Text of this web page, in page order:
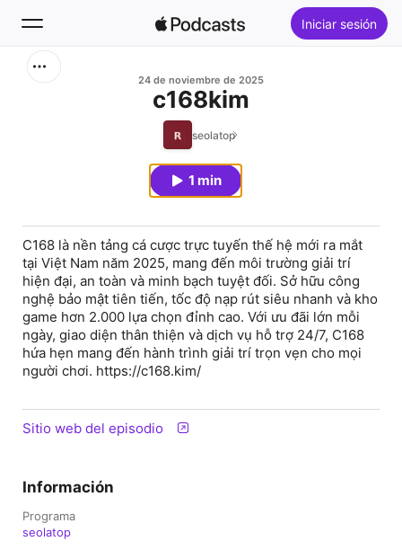
Iniciar sesión
24 de noviembre de 2025
c168kim
seolatop
1 min
C168 là nền tảng cá cược trực tuyến thế hệ mới ra mắt
tại Việt Nam năm 2025, mang đến môi trường giải trí
hiện đại, an toàn và minh bạch tuyệt đối. Sở hữu công
nghệ bảo mật tiên tiến, tốc độ nạp rút siêu nhanh và kho
game hơn 2.000 lựa chọn đỉnh cao. Với ưu đãi lớn mỗi
ngày, giao diện thân thiện và dịch vụ hỗ trợ 24/7, C168
hứa hẹn mang đến hành trình giải trí trọn vẹn cho mọi
người chơi. https://c168.kim/
Sitio web del episodio
Información
Programa
seolatop